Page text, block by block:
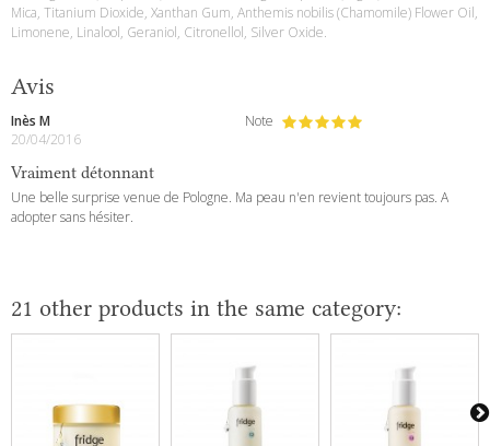
Mica, Titanium Dioxide, Xanthan Gum, Anthemis nobilis (Chamomile) Flower Oil,
Limonene, Linalool, Geraniol, Citronellol, Silver Oxide.
Avis
Note
Inès M
20/04/2016
Vraiment détonnant
Une belle surprise venue de Pologne. Ma peau n'en revient toujours pas. A
adopter sans hésiter.
21 other products in the same category: